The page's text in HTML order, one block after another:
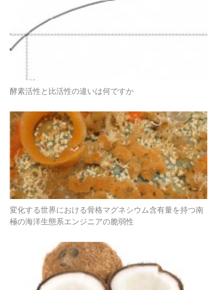
酵素活性と比活性の違いは何ですか
変化する世界における骨格マグネシウム含有量を持つ南
極の海洋生態系エンジニアの脆弱性